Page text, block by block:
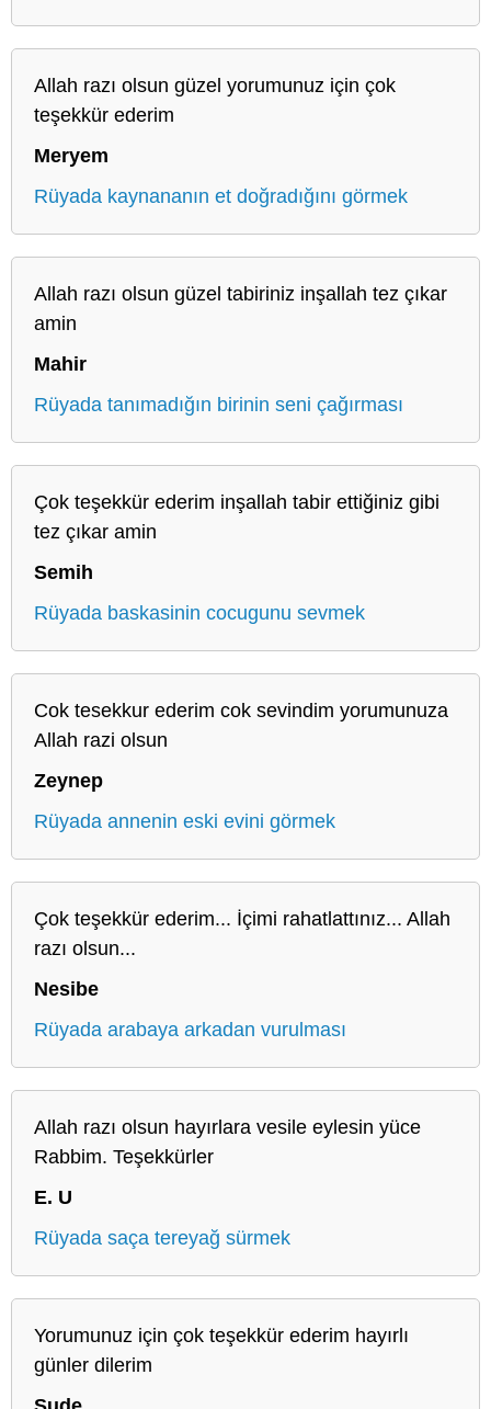
Allah razı olsun güzel yorumunuz için çok
teşekkür ederim
Meryem
Rüyada kaynananın et doğradığını görmek
Allah razı olsun güzel tabiriniz inşallah tez çıkar
amin
Mahir
Rüyada tanımadığın birinin seni çağırması
Çok teşekkür ederim inşallah tabir ettiğiniz gibi
tez çıkar amin
Semih
Rüyada baskasinin cocugunu sevmek
Cok tesekkur ederim cok sevindim yorumunuza
Allah razi olsun
Zeynep
Rüyada annenin eski evini görmek
Çok teşekkür ederim... İçimi rahatlattınız... Allah
razı olsun...
Nesibe
Rüyada arabaya arkadan vurulması
Allah razı olsun hayırlara vesile eylesin yüce
Rabbim. Teşekkürler
E. U
Rüyada saça tereyağ sürmek
Yorumunuz için çok teşekkür ederim hayırlı
günler dilerim